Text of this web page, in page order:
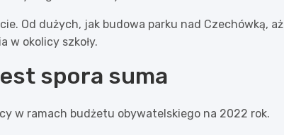
Od dużych, jak budowa parku nad Czechówką, aż
w okolicy szkoły.
spora suma
w ramach budżetu obywatelskiego na 2022 rok.